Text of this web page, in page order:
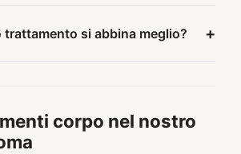
trattamento si abbina meglio? +
corpo nel nostro